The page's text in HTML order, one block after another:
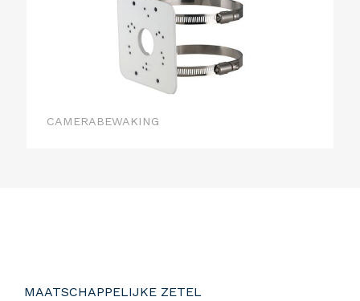
CAMERABEWAKING
MAATSCHAPPELIJKE ZETEL